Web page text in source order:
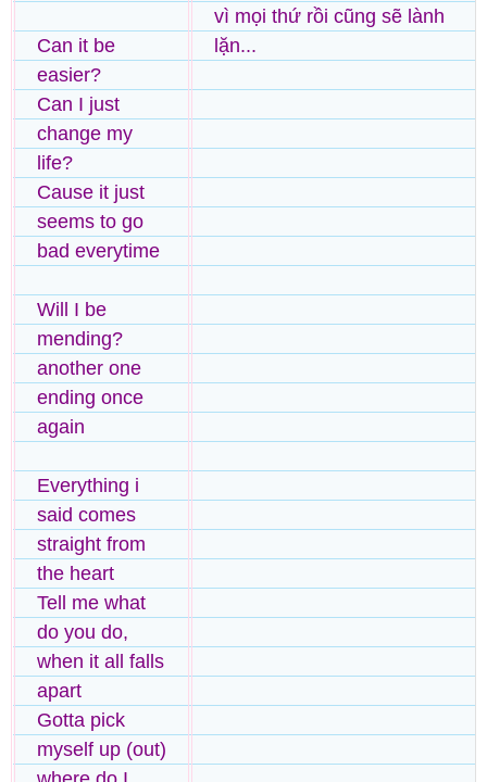
Can it be
easier?
Can I just
change my
life?
Cause it just
seems to go
bad everytime
Will I be
mending?
another one
ending once
again
Everything i
said comes
straight from
the heart
Tell me what
do you do,
when it all falls
apart
Gotta pick
myself up (out)
vì mọi thứ rồi cũng sẽ lành
lặn...